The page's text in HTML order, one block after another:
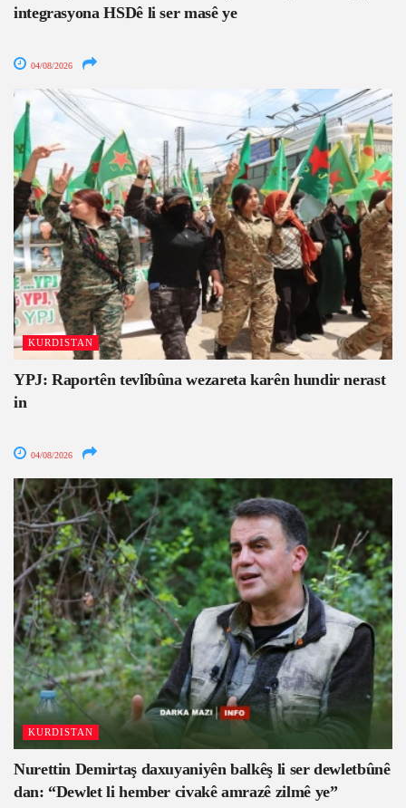
integrasyona HSDê li ser masê ye
04/08/2026
KURDISTAN
YPJ: Raportên tevlîbûna wezareta karên hundir nerast
in
04/08/2026
KURDISTAN
Nurettin Demirtaş daxuyaniyên balkêş li ser dewletbûnê
dan: “Dewlet li hember civakê amrazê zilmê ye”